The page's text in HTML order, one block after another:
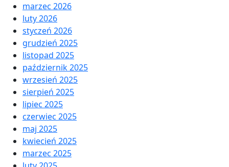
marzec 2026
luty 2026
styczeń 2026
grudzień 2025
listopad 2025
październik 2025
wrzesień 2025
sierpień 2025
lipiec 2025
czerwiec 2025
maj 2025
kwiecień 2025
marzec 2025